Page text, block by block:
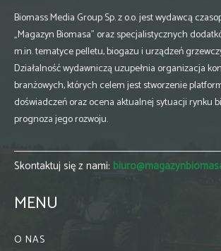
Biomass Media Group Sp. z o.o. jest wydawcą
„Magazyn Biomasa” oraz specjalistycznych
m.in. tematyce pelletu, biogazu i urządzeń
Działalność wydawniczą uzupełnia organizacja
branżowych, których celem jest stworzenie
doświadczeń oraz ocena aktualnej sytuacji rynku
prognoza jego rozwoju.
Skontaktuj się z nami:
MENU
O NAS